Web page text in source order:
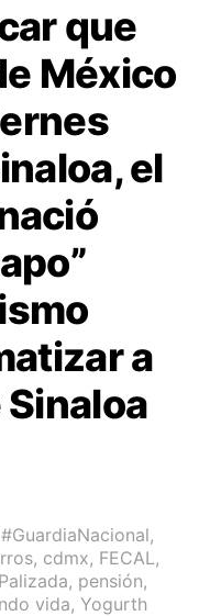
que
México
el
a
#GuardiaNacional,
, cdmx, FECAL,
Palizada, pensión,
vida, Yogurth